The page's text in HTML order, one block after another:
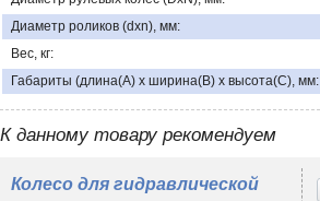
Диаметр роликов (dхn), мм:
Вес, кг:
Габариты (длина(А) х ширина(В) х высота(С), мм:
К данному товару рекомендуем
Колесо для гидравлической